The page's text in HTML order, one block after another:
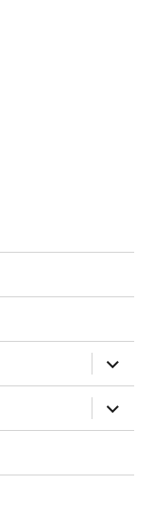
ouvrir
le
sous-
menu
ouvrir
le
sous-